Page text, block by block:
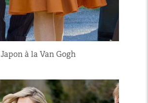
Japon à la Van Gogh